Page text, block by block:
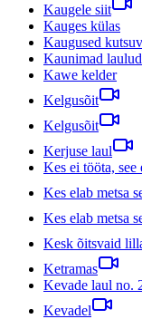
Kaugele siit
Kauges külas
Kaugused
Kaunimad laulud
Kawe kelder
Kelgusõit
Kelgusõit
Kerjuse laul
Kes ei tööta, see
Kes elab metsa
Kes elab metsa
Kesk õitsvaid
Ketramas
Kevade laul no.
Kevadel